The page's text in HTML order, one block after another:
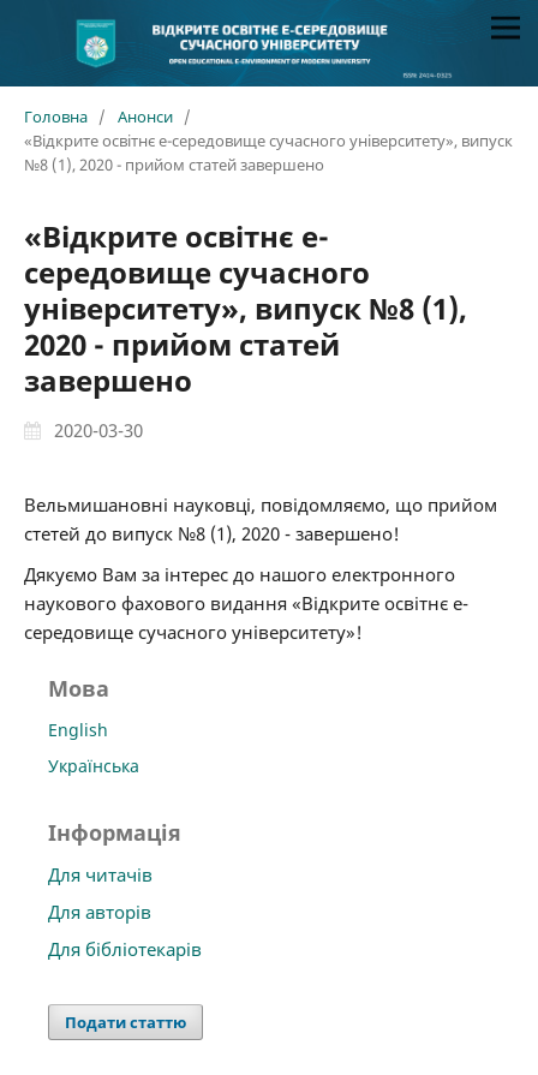
Головна / Анонси /
«Відкрите освітнє е-середовище сучасного університету», випуск
№8 (1), 2020 - прийом статей завершено
«Відкрите освітнє е-
середовище сучасного
університету», випуск №8 (1),
2020 - прийом статей
завершено
2020-03-30
Вельмишановні науковці, повідомляємо, що прийом
стетей до випуск №8 (1), 2020 - завершено!
Дякуємо Вам за інтерес до нашого електронного
наукового фахового видання «Відкрите освітнє е-
середовище сучасного університету»!
Мова
English
Українська
Інформація
Для читачів
Для авторів
Для бібліотекарів
Подати статтю